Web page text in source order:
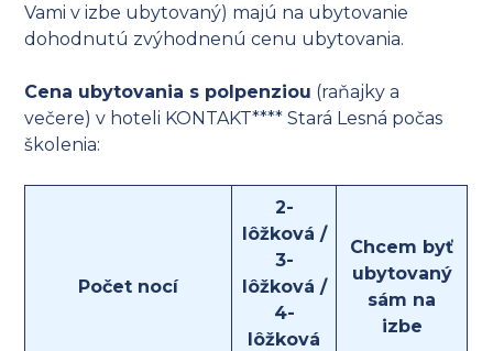
Vami v izbe ubytovaný) majú na ubytovanie
dohodnutú zvýhodnenú cenu ubytovania.
Cena ubytovania s polpenziou (raňajky a
večere) v hoteli KONTAKT**** Stará Lesná počas
školenia:
Počet nocí
2-
lôžková /
3-
lôžková /
4-
lôžková
Chcem byť
ubytovaný
sám na
izbe